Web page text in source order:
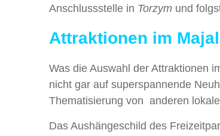
Anschlussstelle in Torzym und
Attraktionen im
Was die Auswahl der Attraktionen
nicht gar auf superspannende
Thematisierung von anderen
Das Aushängeschild des